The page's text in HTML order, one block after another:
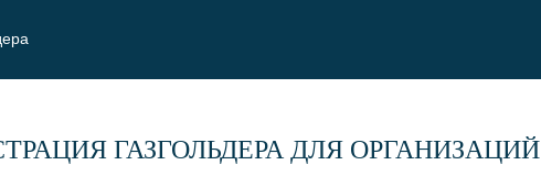
ГАЗГОЛЬДЕРА ДЛЯ ОРГАНИЗАЦИЙ